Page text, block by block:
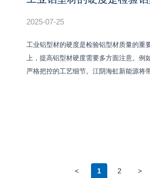
2025-07-25
工业铝型材的硬度是检验铝型材质量的重
上，提高铝型材硬度需要多方面注意。
严格把控的工艺细节。江阴海虹新能源将
< 1 2 >